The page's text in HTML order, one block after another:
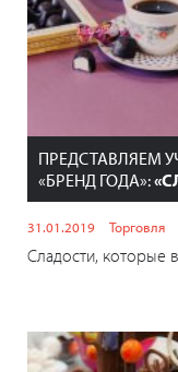
ПРЕДСТАВЛЯЕМ
«БРЕНД ГОДА»:
31.01.2019 Торговля
Сладости, которые